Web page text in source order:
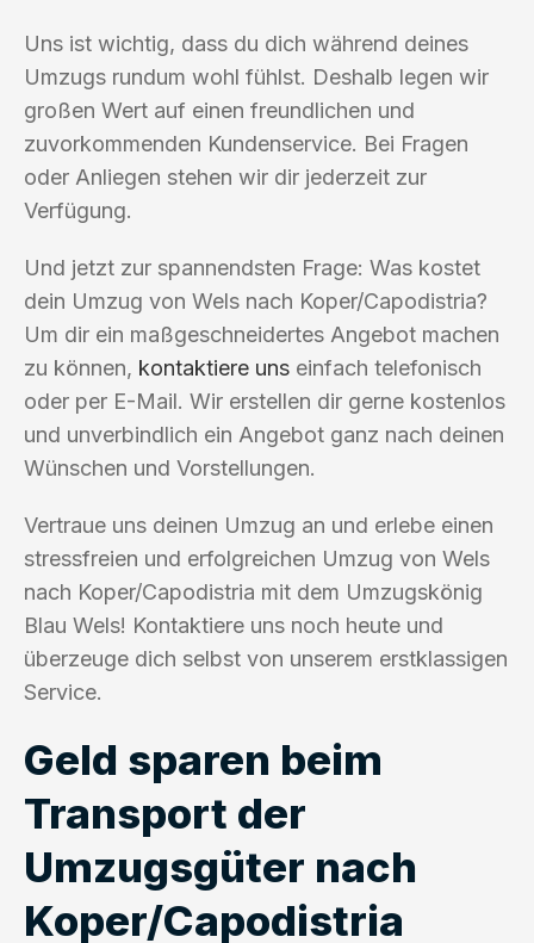
Uns ist wichtig, dass du dich während deines
Umzugs rundum wohl fühlst. Deshalb legen wir
großen Wert auf einen freundlichen und
zuvorkommenden Kundenservice. Bei Fragen
oder Anliegen stehen wir dir jederzeit zur
Verfügung.
Und jetzt zur spannendsten Frage: Was kostet
dein Umzug von Wels nach Koper/Capodistria?
Um dir ein maßgeschneidertes Angebot machen
zu können, kontaktiere uns einfach telefonisch
oder per E-Mail. Wir erstellen dir gerne kostenlos
und unverbindlich ein Angebot ganz nach deinen
Wünschen und Vorstellungen.
Vertraue uns deinen Umzug an und erlebe einen
stressfreien und erfolgreichen Umzug von Wels
nach Koper/Capodistria mit dem Umzugskönig
Blau Wels! Kontaktiere uns noch heute und
überzeuge dich selbst von unserem erstklassigen
Service.
Geld sparen beim
Transport der
Umzugsgüter nach
Koper/Capodistria